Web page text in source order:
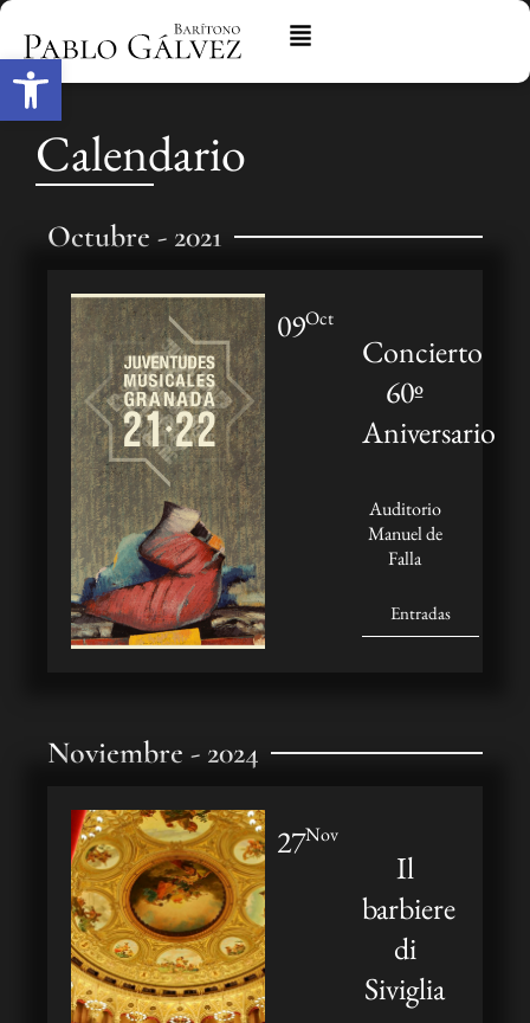
Abrir barra de herramientas
Calendario
Octubre - 2021
09Oct
Concierto
60º
Aniversario
Auditorio
Manuel de
Falla
Entradas
Noviembre - 2024
27Nov
Il
barbiere
di
Siviglia